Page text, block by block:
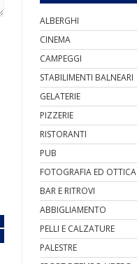
ALBERGHI
CINEMA
CAMPEGGI
STABILIMENTI BALNEARI
GELATERIE
PIZZERIE
RISTORANTI
PUB
FOTOGRAFIA ED OTTICA
BAR E RITROVI
ABBIGLIAMENTO
PELLI E CALZATURE
PALESTRE